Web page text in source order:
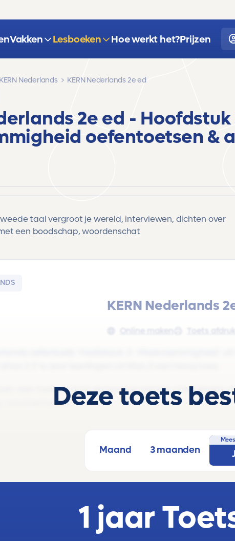
Vakken Lesboeken Hoe werkt het?Prijzen
KERN Nederlands
KERN Nederlands 2e ed
2e ed - Hoofdstuk
oefentoetsen &
taal vergroot je wereld, interviewen, dichten over
een boodschap, woordenschat
KERN Nederlands
Online maken Toets
een tweede taal vergroot je wereld, interviewen,
woordenschatDeze toets
Maand 3 maanden
1 jaar